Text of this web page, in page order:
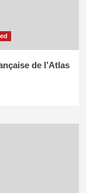
de l’Atlas